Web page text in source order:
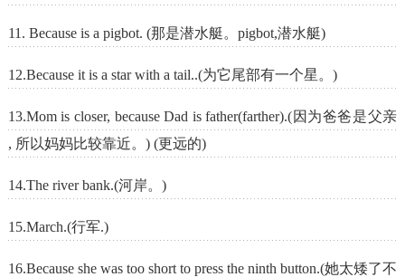
11. Because is a pigbot. (那是潜水艇。pigbot,潜水艇)
12.Because it is a star with a tail..(为它尾部有一个星。)
13.Mom is closer, because Dad is father(farther).(因为爸爸是父亲
, 所以妈妈比较靠近。) (更远的)
14.The river bank.(河岸。)
15.March.(行军.)
16.Because she was too short to press the ninth button.(她太矮了不